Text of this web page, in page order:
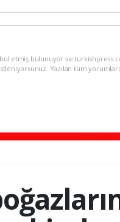
etmiş bulunuyor ve
Yazılan tüm